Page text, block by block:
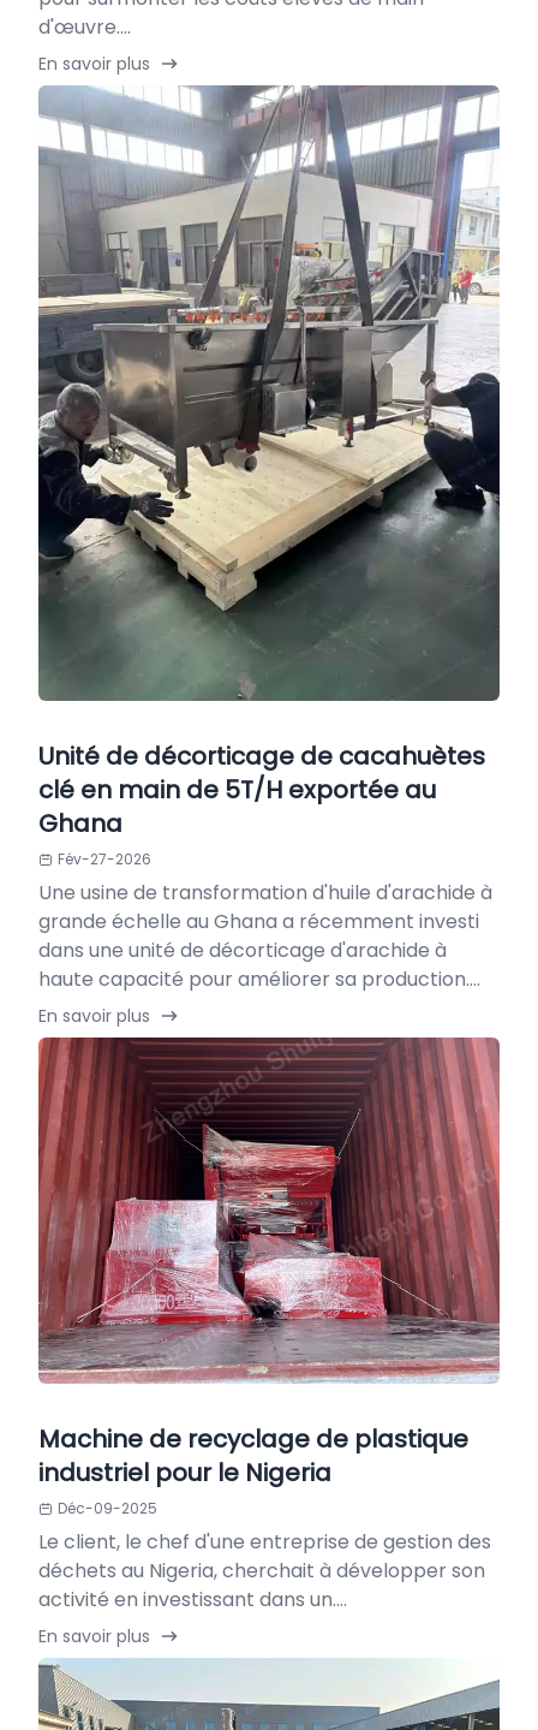
d'œuvre....
En savoir plus
Unité de décorticage de cacahuètes
clé en main de 5T/H exportée au
Ghana
Fév-27-2026
Une usine de transformation d'huile d'arachide à
grande échelle au Ghana a récemment investi
dans une unité de décorticage d'arachide à
haute capacité pour améliorer sa production....
En savoir plus
Machine de recyclage de plastique
industriel pour le Nigeria
Déc-09-2025
Le client, le chef d'une entreprise de gestion des
déchets au Nigeria, cherchait à développer son
activité en investissant dans un....
En savoir plus